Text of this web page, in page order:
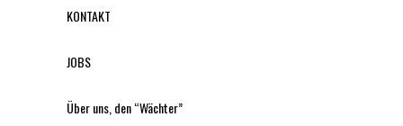
KONTAKT
JOBS
Über uns, den “Wächter”